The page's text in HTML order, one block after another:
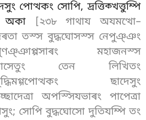
পোত্থকং সোপি, দ্ৰত্তিক্খত্তুম্পি
অকা
[২৩৮ গাথায অযমত্থো–
তস্স বুদ্ধঘোসস্স নেপুঞ্ঞং
মহাজনস্স
তেন লিখিতং
ছাদেসুং
অপস্সিযভাৰং পাপেত্ৰা
সোপি বুদ্ধঘোসো দুতিযম্পি তং